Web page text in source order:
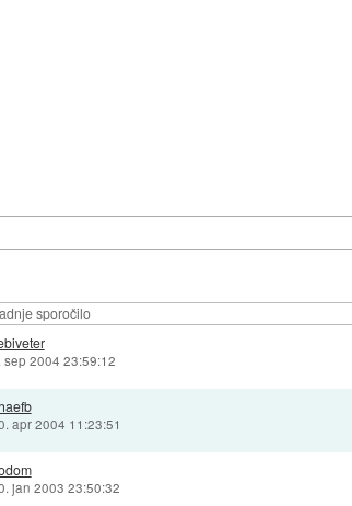
sporočilo
sep 2004 23:59:12
apr 2004 11:23:51
jan 2003 23:50:32